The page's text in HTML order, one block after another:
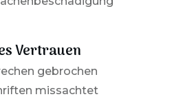
Vertrauen
gebrochen
missachtet